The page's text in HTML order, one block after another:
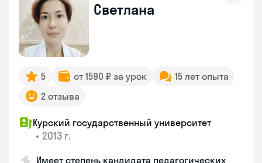
Светлана
5 от 1590 ₽ за урок
15 лет опыта
2 отзыва
Курский государственный университет
• 2013 г.
Имеет степень кандидата педагогических